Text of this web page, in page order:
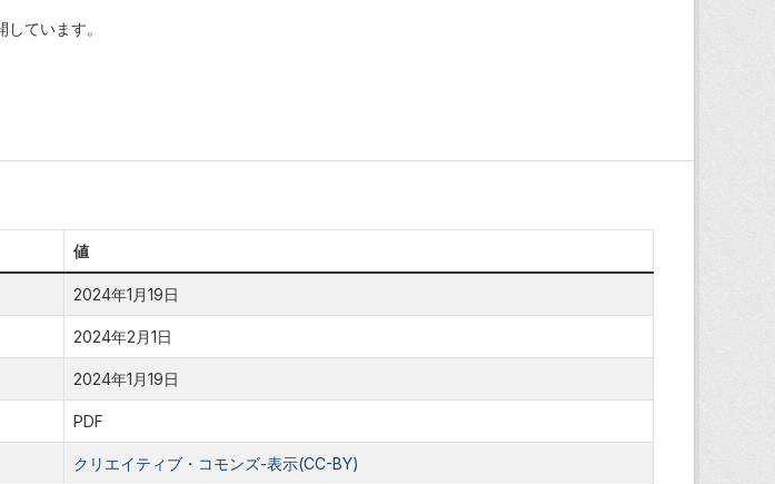
ています。
値
2024年1月19日
2024年2月1日
2024年1月19日
PDF
クリエイティブ・コモンズ-表示(CC-BY)